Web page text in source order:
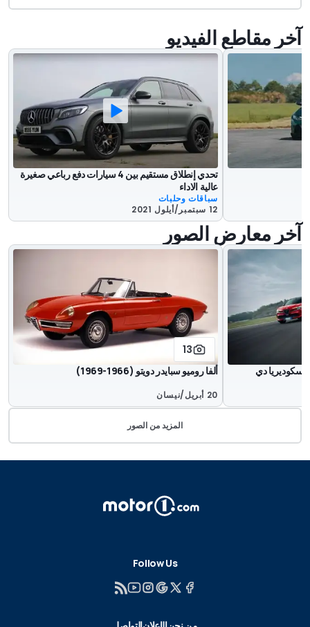
آخر مقاطع الفيديو
تحدي إنطلاق مستقيم بين 4 سيارات دفع رباعي صغيرة
عالية الاداء
سباقات وحلبات
12 سبتمبر/أيلول 2021
آخر معارض الصور
سكوديريا دي
13
ألفا روميو سبايدر دويتو (1966-1969)
20 أبريل/نيسان
المزيد من الصور
Follow Us